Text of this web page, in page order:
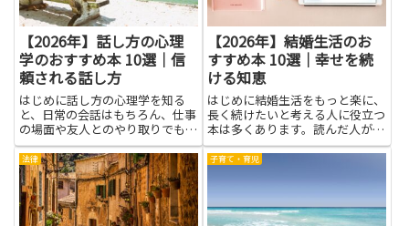
【2026年】話し方の心理
学のおすすめ本 10選｜信
頼される話し方
はじめに話し方の心理学を知る
と、日常の会話はもちろん、仕事
の場面や友人とのやり取りでも相
手に伝わり方が改善されます。人
は言葉の選び方や声の高さ、表
情、相手の話を聴く姿勢に無意識
に反応します。だからこそ、緊張
しやすい場面でも伝えたい意図を
より...
【2026年】結婚生活のお
すすめ本 10選｜幸せを続
ける知恵
はじめに結婚生活をもっと楽に、
長く続けたいと考える人に役立つ
本は多くあります。読んだ人が小
さな気づきを日常に取り入れやす
いよう、やさしい言葉で書かれて
自然な変化が生まれます。ここで
た...
法律 子育て・育児